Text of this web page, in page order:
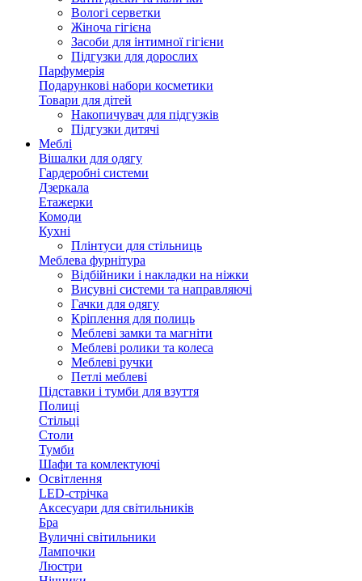
Вологі серветки
Жіноча гігієна
Засоби для інтимної гігієни
Підгузки для дорослих
Парфумерія
Подарункові набори косметики
Товари для дітей
Накопичувач для підгузків
Підгузки дитячі
Меблі
Вішалки для одягу
Гардеробні системи
Дзеркала
Етажерки
Комоди
Кухні
Плінтуси для стільниць
Меблева фурнітура
Відбійники і накладки на ніжки
Висувні системи та направляючі
Гачки для одягу
Кріплення для полиць
Меблеві замки та магніти
Меблеві ролики та колеса
Меблеві ручки
Петлі меблеві
Підставки і тумби для взуття
Полиці
Стільці
Столи
Тумби
Шафи та комлектуючі
Освітлення
LED-стрічка
Аксесуари для світильників
Бра
Вуличні світильники
Лампочки
Люстри